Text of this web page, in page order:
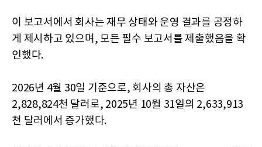
이 보고서에서 회사는 재무 상태와 운영 결과를 공정하
게 제시하고 있으며, 모든 필수 보고서를 제출했음을 확
인했다.
2026년 4월 30일 기준으로, 회사의 총 자산은
2,828,824천 달러로, 2025년 10월 31일의 2,633,913
천 달러에서 증가했다.